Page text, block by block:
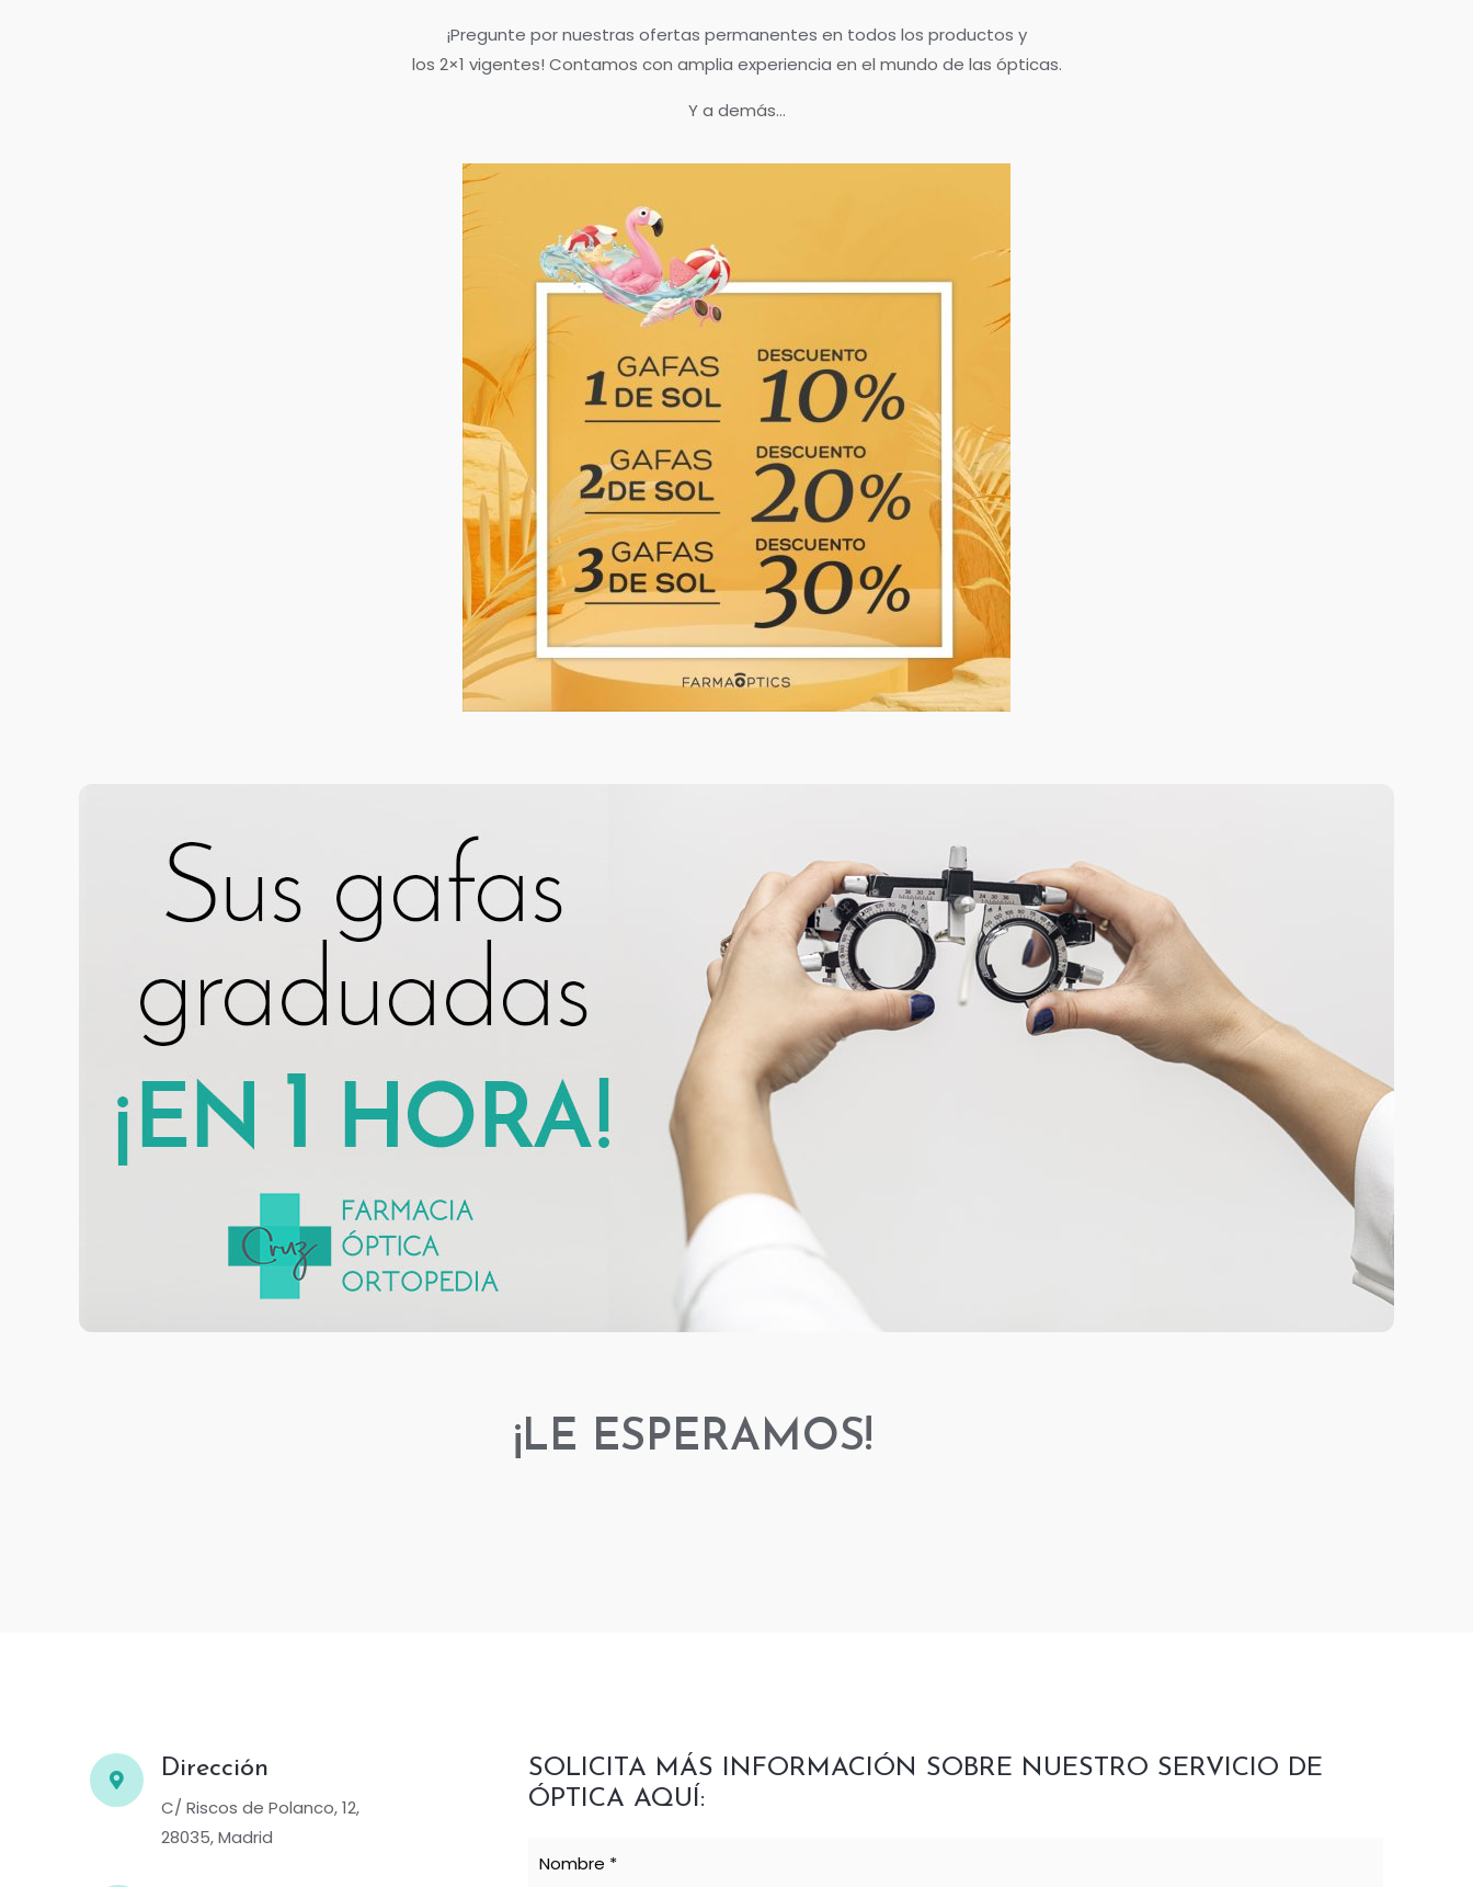
¡Pregunte por nuestras ofertas permanentes en todos los productos y
los 2×1 vigentes! Contamos con amplia experiencia en el mundo de las ópticas.
Y a demás…
¡LE ESPERAMOS!
Dirección
C/ Riscos de Polanco, 12,
28035, Madrid
SOLICITA MÁS INFORMACIÓN SOBRE NUESTRO SERVICIO DE
ÓPTICA AQUÍ: